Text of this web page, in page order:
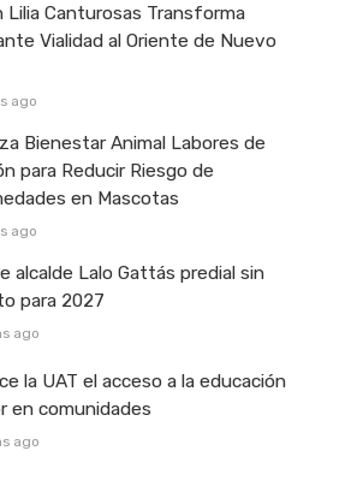
Lilia Canturosas Transforma
Vialidad al Oriente de Nuevo
ago
Bienestar Animal Labores de
para Reducir Riesgo de
en Mascotas
ago
alcalde Lalo Gattás predial sin
para 2027
ago
la UAT el acceso a la educación
en comunidades
ago